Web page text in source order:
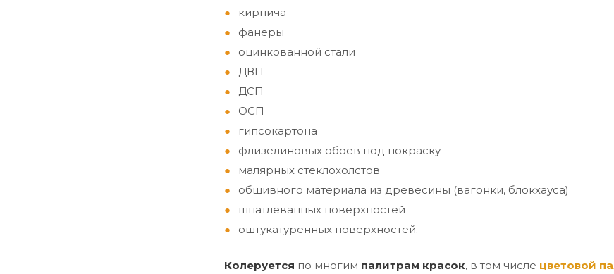
кирпича
фанеры
оцинкованной стали
ДВП
ДСП
ОСП
гипсокартона
флизелиновых обоев под покраску
малярных стеклохолстов
обшивного материала из древесины (вагонки, блокхауса)
шпатлёванных поверхностей
оштукатуренных поверхностей.
Колеруется по многим палитрам красок, в том числе цветовой